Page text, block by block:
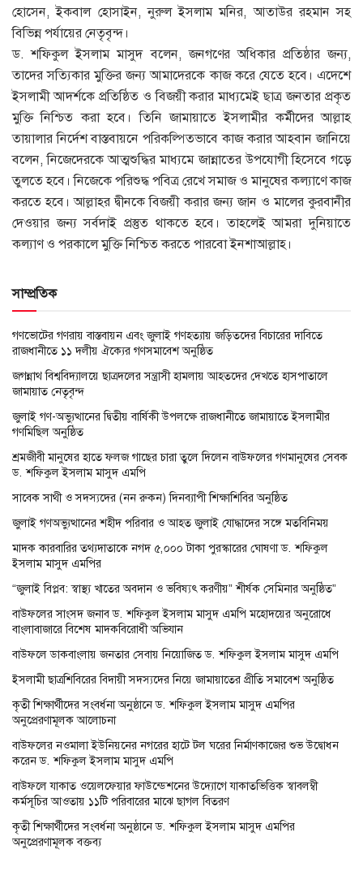
হোসেন, ইকবাল হোসাইন, নুরুল ইসলাম মনির, আতাউর রহমান সহ
বিভিন্ন পর্যায়ের নেতৃবৃন্দ।
ড. শফিকুল ইসলাম মাসুদ বলেন, জনগণের অধিকার প্রতিষ্ঠার জন্য,
তাদের সত্যিকার মুক্তির জন্য আমাদেরকে কাজ করে যেতে হবে। এদেশে
ইসলামী আদর্শকে প্রতিষ্ঠিত ও বিজয়ী করার মাধ্যমেই ছাত্র জনতার প্রকৃত
মুক্তি নিশ্চিত করা হবে। তিনি জামায়াতে ইসলামীর কর্মীদের আল্লাহ
তায়ালার নির্দেশ বাস্তবায়নে পরিকল্পিতভাবে কাজ করার আহবান জানিয়ে
বলেন, নিজেদেরকে আত্মশুদ্ধির মাধ্যমে জান্নাতের উপযোগী হিসেবে গড়ে
তুলতে হবে। নিজেকে পরিশুদ্ধ পবিত্র রেখে সমাজ ও মানুষের কল্যাণে কাজ
করতে হবে। আল্লাহর দ্বীনকে বিজয়ী করার জন্য জান ও মালের কুরবানীর
দেওয়ার জন্য সর্বদাই প্রস্তুত থাকতে হবে। তাহলেই আমরা দুনিয়াতে
কল্যাণ ও পরকালে মুক্তি নিশ্চিত করতে পারবো ইনশাআল্লাহ।
সাম্প্রতিক
গণভোটের গণরায় বাস্তবায়ন এবং জুলাই গণহত্যায় জড়িতদের বিচারের দাবিতে
রাজধানীতে ১১ দলীয় ঐক্যের গণসমাবেশ অনুষ্ঠিত
জগন্নাথ বিশ্ববিদ্যালয়ে ছাত্রদলের সন্ত্রাসী হামলায় আহতদের দেখতে হাসপাতালে
জামায়াত নেতৃবৃন্দ
জুলাই গণ-অভ্যুত্থানের দ্বিতীয় বার্ষিকী উপলক্ষে রাজধানীতে জামায়াতে ইসলামীর
গণমিছিল অনুষ্ঠিত
শ্রমজীবী মানুষের হাতে ফলজ গাছের চারা তুলে দিলেন বাউফলের গণমানুষের সেবক
ড. শফিকুল ইসলাম মাসুদ এমপি
সাবেক সাথী ও সদস্যদের (নন রুকন) দিনব্যাপী শিক্ষাশিবির অনুষ্ঠিত
জুলাই গণঅভ্যুত্থানের শহীদ পরিবার ও আহত জুলাই যোদ্ধাদের সঙ্গে মতবিনিময়
মাদক কারবারির তথ্যদাতাকে নগদ ৫,০০০ টাকা পুরস্কারের ঘোষণা ড. শফিকুল
ইসলাম মাসুদ এমপির
“জুলাই বিপ্লব: স্বাস্থ্য খাতের অবদান ও ভবিষ্যৎ করণীয়” শীর্ষক সেমিনার অনুষ্ঠিত”
বাউফলের সাংসদ জনাব ড. শফিকুল ইসলাম মাসুদ এমপি মহোদয়ের অনুরোধে
বাংলাবাজারে বিশেষ মাদকবিরোধী অভিযান
বাউফলে ডাকবাংলায় জনতার সেবায় নিয়োজিত ড. শফিকুল ইসলাম মাসুদ এমপি
ইসলামী ছাত্রশিবিরের বিদায়ী সদস্যদের নিয়ে জামায়াতের প্রীতি সমাবেশ অনুষ্ঠিত
কৃতী শিক্ষার্থীদের সংবর্ধনা অনুষ্ঠানে ড. শফিকুল ইসলাম মাসুদ এমপির
অনুপ্রেরণামূলক আলোচনা
বাউফলের নওমালা ইউনিয়নের নগরের হাটে টল ঘরের নির্মাণকাজের শুভ উদ্বোধন
করেন ড. শফিকুল ইসলাম মাসুদ এমপি
বাউফলে যাকাত ওয়েলফেয়ার ফাউন্ডেশনের উদ্যোগে যাকাতভিত্তিক স্বাবলম্বী
কর্মসূচির আওতায় ১১টি পরিবারের মাঝে ছাগল বিতরণ
কৃতী শিক্ষার্থীদের সংবর্ধনা অনুষ্ঠানে ড. শফিকুল ইসলাম মাসুদ এমপির
অনুপ্রেরণামূলক বক্তব্য